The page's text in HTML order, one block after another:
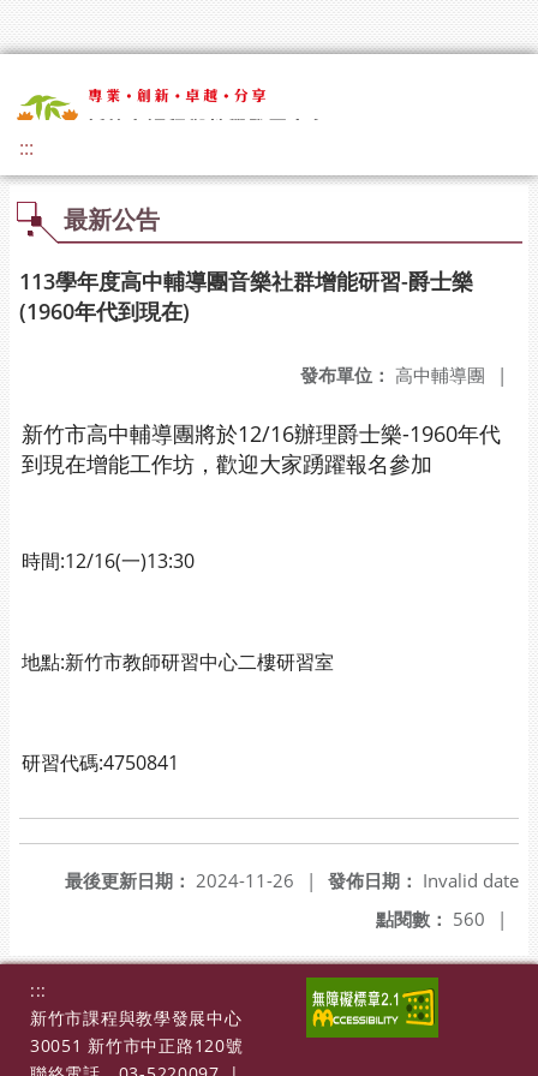
:::
最新公告
113學年度高中輔導團音樂社群增能研習-爵士樂
(1960年代到現在)
發布單位： 高中輔導團 |
新竹市高中輔導團將於12/16辦理爵士樂-1960年代
到現在增能工作坊，歡迎大家踴躍報名參加
時間:12/16(一)13:30
地點:新竹市教師研習中心二樓研習室
研習代碼:4750841
發佈日期： Invalid date
最後更新日期： 2024-11-26
|
點閱數： 560 |
:::
新竹市課程與教學發展中心
30051 新竹市中正路120號